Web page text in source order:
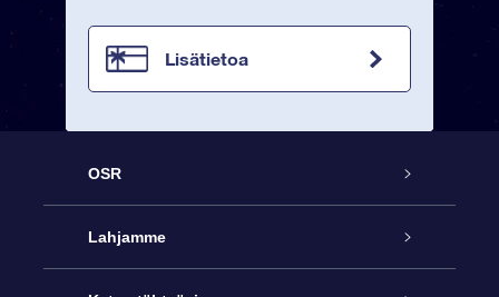
Lisätietoa
OSR
Palvelu
Lahjamme